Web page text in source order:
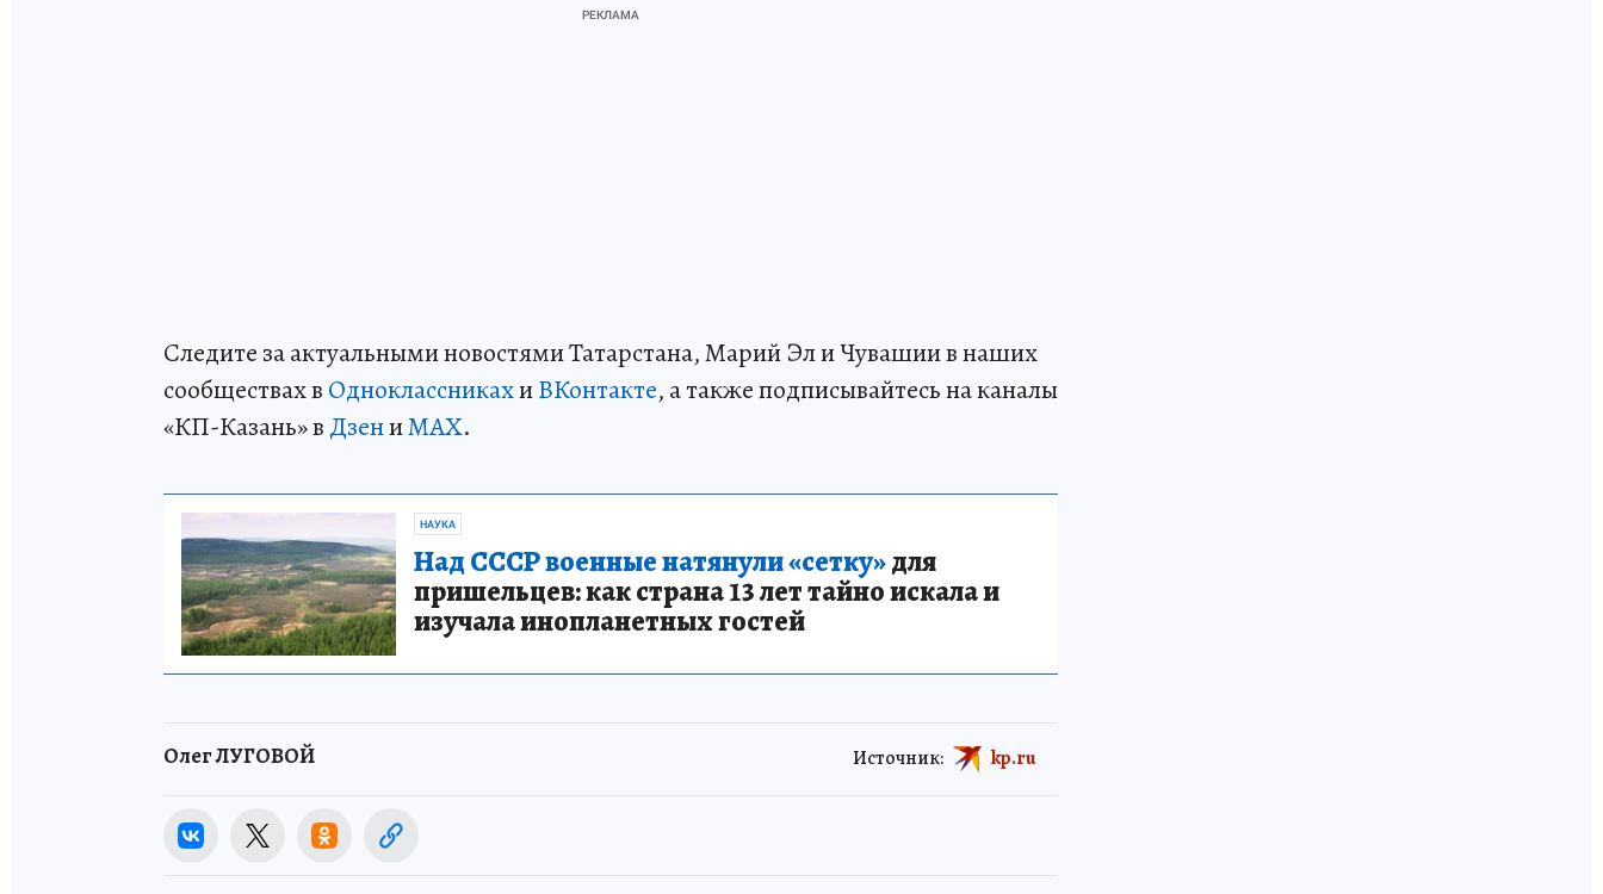
Следите за актуальными новостями Татарстана, Марий Эл и Чувашии в наших
сообществах в ОдноклассникахиВКонтакте, а также подписывайтесь на каналы
«КП-Казань» в ДзениMAX.
НАУКА
Над СССР военные натянули «сетку»для
пришельцев: как страна 13 лет тайно искала и
изучала инопланетных гостей
Олег ЛУГОВОЙ Источник: kp.ru